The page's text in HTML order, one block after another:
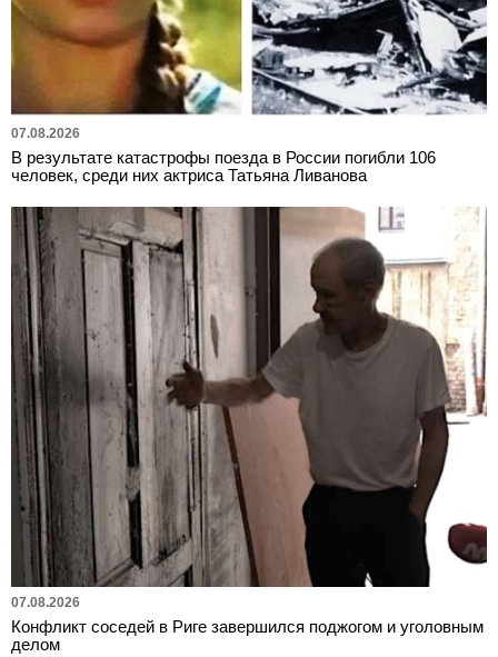
07.08.2026
В результате катастрофы поезда в России погибли 106
человек, среди них актриса Татьяна Ливанова
07.08.2026
Конфликт соседей в Риге завершился поджогом и уголовным
делом